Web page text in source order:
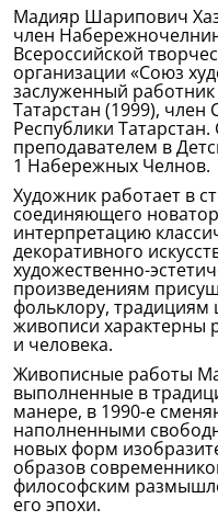
Мадияр Шарипович
член
Всероссийской
организации «Союз
заслуженный
Татарстан (1999),
Республики
преподавателем в
1 Набережных Челнов.
Художник работает в
соединяющего
интерпретацию
декоративного
художественно-
произведениям
фольклору, традициям
живописи характерны
и человека.
Живописные работы
выполненные в
манере, в 1990-е
наполненными
новых форм
образов
философским
его эпохи.